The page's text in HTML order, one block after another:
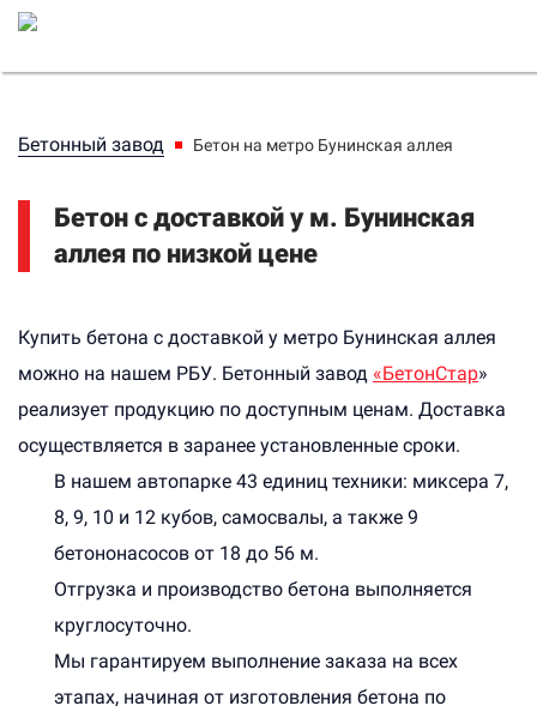
Бетонный завод Бетон на метро Бунинская аллея
Бетон с доставкой у м. Бунинская
аллея по низкой цене
Купить бетона с доставкой у метро Бунинская аллея
можно на нашем РБУ. Бетонный завод «БетонСтар»
реализует продукцию по доступным ценам. Доставка
осуществляется в заранее установленные сроки.
В нашем автопарке 43 единиц техники: миксера 7,
8, 9, 10 и 12 кубов, самосвалы, а также 9
бетононасосов от 18 до 56 м.
Отгрузка и производство бетона выполняется
круглосуточно.
Мы гарантируем выполнение заказа на всех
этапах, начиная от изготовления бетона по